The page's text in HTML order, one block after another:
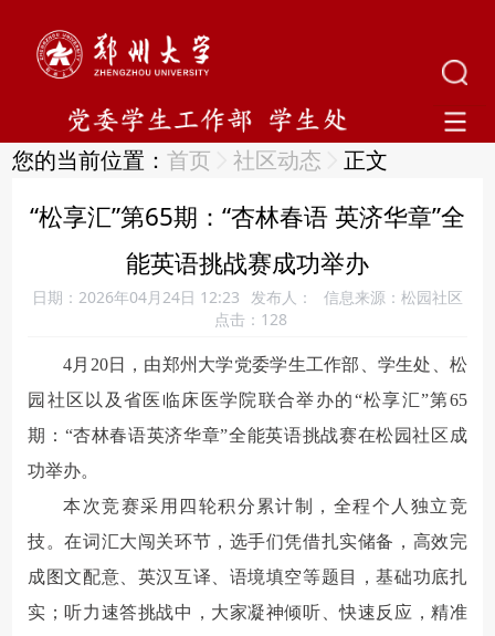
您的当前位置：首页 社区动态 正文
“松享汇”第65期：“杏林春语 英济华章”全
能英语挑战赛成功举办
日期：2026年04月24日 12:23 发布人：
信息来源：松园社区
点击： 128
4月20日，由郑州大学党委学生工作部、学生处、松
园社区以及省医临床医学院联合举办的“松享汇”第65
期：“杏林春语英济华章”全能英语挑战赛在松园社区成
功举办。
本次竞赛采用四轮积分累计制，全程个人独立竞
技。在词汇大闯关环节，选手们凭借扎实储备，高效完
成图文配意、英汉互译、语境填空等题目，基础功底扎
实；听力速答挑战中，大家凝神倾听、快速反应，精准